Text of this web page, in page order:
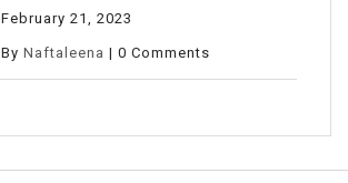
February 21, 2023
By Naftaleena | 0 Comments